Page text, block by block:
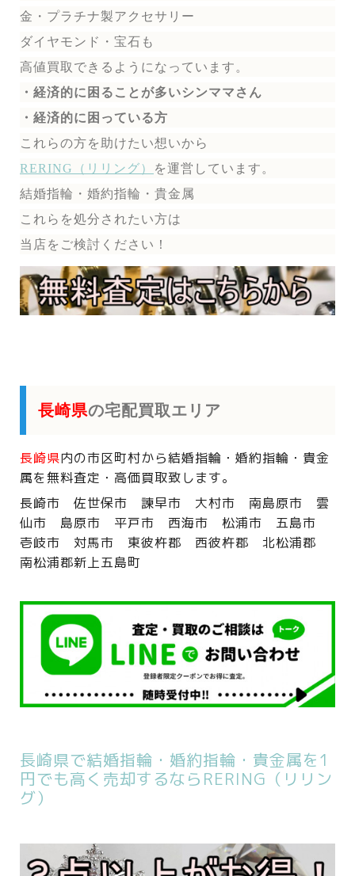
金・プラチナ製アクセサリー
ダイヤモンド・宝石も
高値買取できるようになっています。
・経済的に困ることが多いシンママさん
・経済的に困っている方
これらの方を助けたい想いから
RERING（リリング）
を運営しています。
結婚指輪・婚約指輪・貴金属
これらを処分されたい方は
当店をご検討ください！
長崎県の宅配買取エリア
長崎県内の市区町村から結婚指輪・婚約指輪・貴金
属を無料査定・高価買取致します。
長崎市 佐世保市 諫早市 大村市 南島原市 雲
仙市 島原市 平戸市 西海市 松浦市 五島市
壱岐市 対馬市 東彼杵郡 西彼杵郡 北松浦郡
南松浦郡新上五島町
長崎県で結婚指輪・婚約指輪・貴金属を1
円でも高く売却するならRERING（リリン
グ）